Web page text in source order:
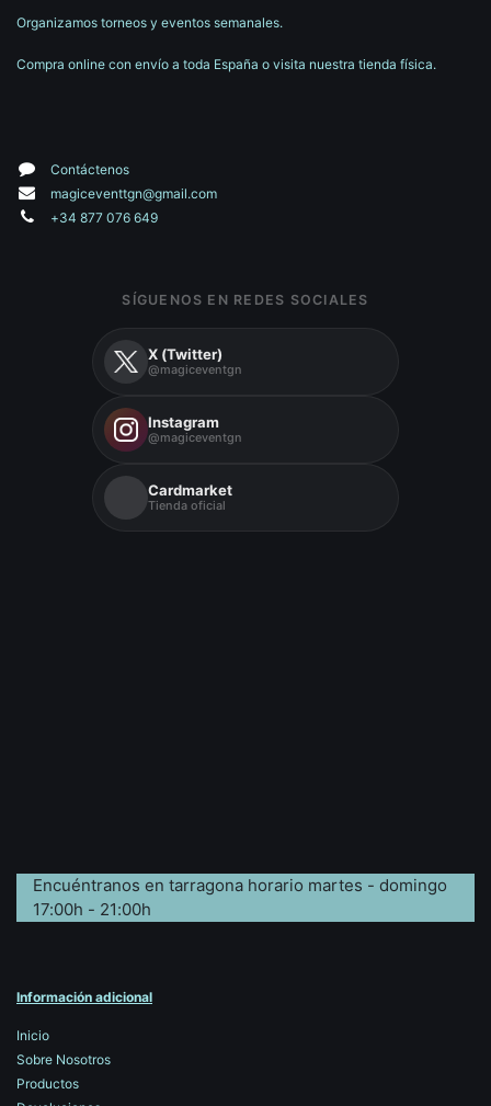
Organizamos torneos y eventos semanales.
Compra online con envío a toda España o visita nuestra tienda física.
Contáctenos
magiceventtgn@gmail.com
+34 877 076 649
SÍGUENOS EN REDES SOCIALES
X (Twitter)
@magiceventgn
Instagram
@magiceventgn
Cardmarket
Tienda oficial
Encuéntranos en tarragona horario martes - domingo
17:00h - 21:00h
Información adicional
Inicio
Sobre Nosotros
Productos